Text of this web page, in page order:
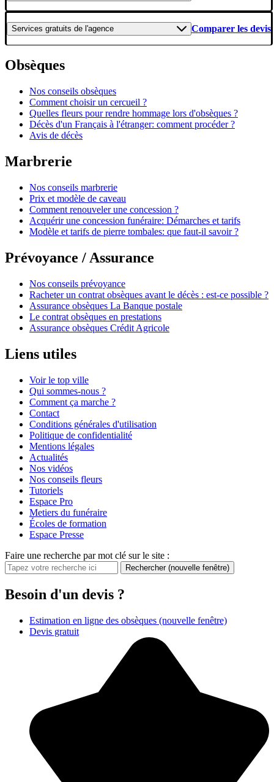
Services gratuits de l'agence Comparer les devis
Obsèques
Nos conseils obsèques
Comment choisir un cercueil ?
Quelles fleurs pour rendre hommage lors d'obsèques ?
Décès d'un Français à l'étranger: comment procéder ?
Avis de décès
Marbrerie
Nos conseils marbrerie
Prix et modèle de caveau
Comment renouveler une concession ?
Acquérir une concession funéraire: Démarches et tarifs
Modèle et tarifs de pierre tombales: que faut-il savoir ?
Prévoyance / Assurance
Nos conseils prévoyance
Racheter un contrat obsèques avant le décès : est-ce possible ?
Assurance obsèques La Banque postale
Le contrat obsèques en prestations
Assurance obsèques Crédit Agricole
Liens utiles
Voir le top ville
Qui sommes-nous ?
Comment ça marche ?
Contact
Conditions générales d'utilisation
Politique de confidentialité
Mentions légales
Actualités
Nos vidéos
Nos conseils fleurs
Tutoriels
Espace Pro
Metiers du funéraire
Écoles de formation
Espace Presse
Faire une recherche par mot clé sur le site :
Rechercher (nouvelle fenêtre)
Besoin d'un devis ?
Estimation en ligne des obsèques (nouvelle fenêtre)
Devis gratuit